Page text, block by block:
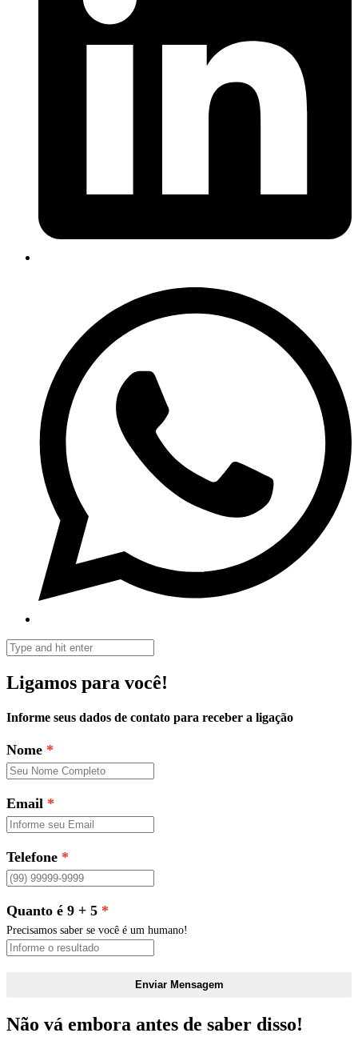
Ligamos para você!
Informe seus dados de contato para receber a ligação
Nome
Email
Telefone
Quanto é 9 + 5
Precisamos saber se você é um humano!
Enviar Mensagem
Não vá embora antes de saber disso!